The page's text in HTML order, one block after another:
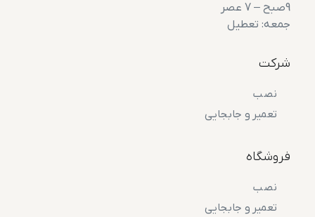
9صبح – 7 عصر
جمعه: تعطیل
شرکت
نصب
تعمیر و جابجایی
فروشگاه
نصب
تعمیر و جابجایی